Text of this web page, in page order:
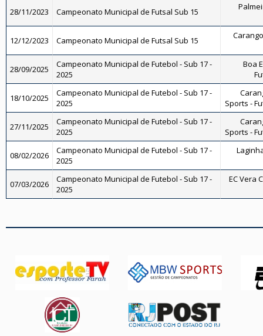
28/11/2023 Campeonato Municipal de Futsal Sub 15
12/12/2023 Campeonato Municipal de Futsal Sub 15
28/09/2025
Campeonato Municipal de Futebol - Sub 17 -
2025
Boa
18/10/2025
Campeonato Municipal de Futebol - Sub 17 -
2025
Sports -
27/11/2025
Campeonato Municipal de Futebol - Sub 17 -
2025
Sports -
08/02/2026
Campeonato Municipal de Futebol - Sub 17 -
2025
07/03/2026
Campeonato Municipal de Futebol - Sub 17 -
2025
EC Vera